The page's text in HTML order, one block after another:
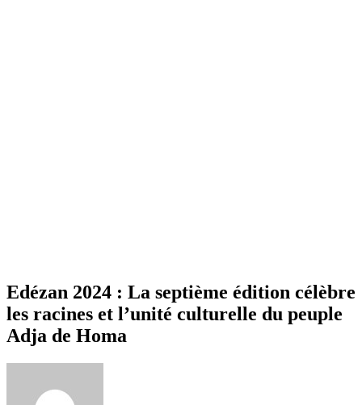
Edézan 2024 : La septième édition célèbre
les racines et l’unité culturelle du peuple
Adja de Homa